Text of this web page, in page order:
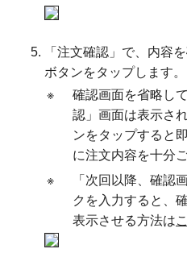
「注文確認」で、内容
ボタンをタップします。
※
確認画面を省略し
認」画面は表示さ
ンをタップすると
に注文内容を十分
※
「次回以降、確認
クを入力すると、
表示させる方法は